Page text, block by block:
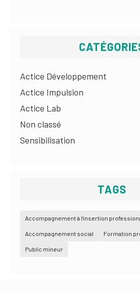
Actice Développement
Actice Impulsion
Actice Lab
Non classé
Sensibilisation
TAGS
Accompagnement à l'insertion
Accompagnement social Formation
Public mineur